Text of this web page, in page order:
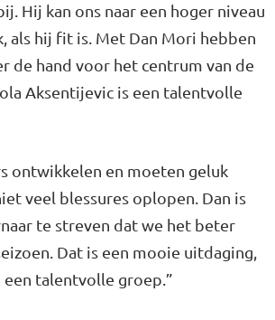
Hij kan ons naar een hoger niveau
als hij fit is. Met Dan Mori hebben
de hand voor het centrum van de
Aksen­tijevic is een talentvolle
ontwikkelen en moeten geluk
veel blessures oplopen. Dan is
te streven dat we het beter
Dat is een mooie uitdaging,
talentvolle groep.”